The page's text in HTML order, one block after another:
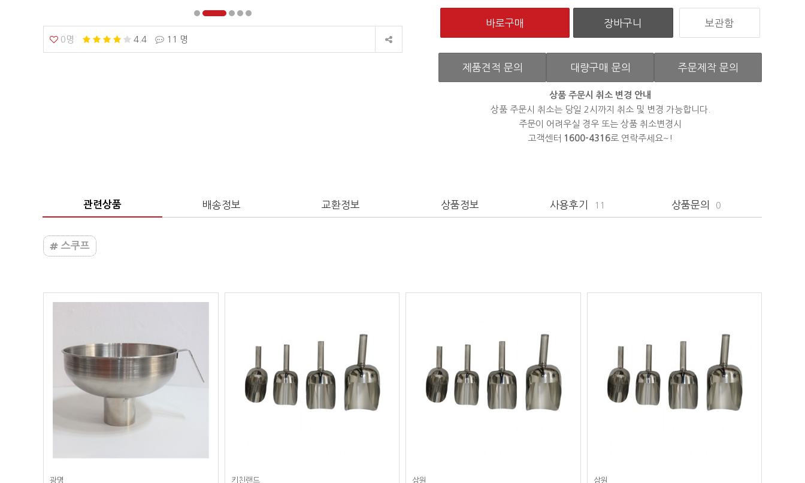
0명 4.4 11 명
보관함
제품견적 문의 대량구매 문의 주문제작 문의
상품 주문시 취소 변경 안내
상품 주문시 취소는 당일 2시까지 취소 및 변경 가능합니다.
주문이 어려우실 경우 또는 상품 취소변경시
고객센터 1600-4316로 연락주세요~!
관련상품 배송정보 교환정보 상품정보 사용후기 11 상품문의 0
스쿠프
광명 키친랜드 삼원 삼원